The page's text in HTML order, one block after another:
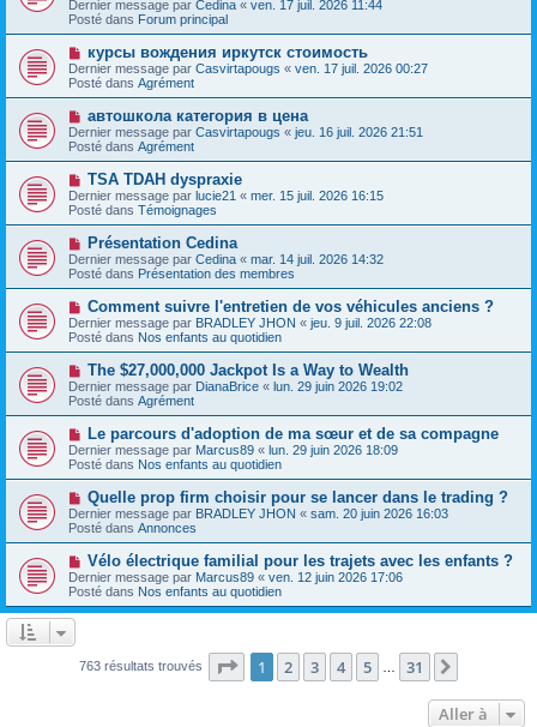
e
s
g
e
v
e
a
u
m
e
s
s
a
g
e
Dernier message par Cedina « ven. 17 juil. 2026 11:44
Posté dans Forum principal
N
o
u
v
a
u
m
e
s
s
a
g
e
курсы вождения иркутск стоимость
Dernier message par Casvirtapougs « ven. 17 juil. 2026 00:27
Posté dans Agrément
N
o
u
v
e
u
m
e
s
a
g
e
автошкола категория в цена
Dernier message par Casvirtapougs « jeu. 16 juil. 2026 21:51
Posté dans Agrément
N
o
u
v
e
a
u
m
e
s
s
a
g
e
TSA TDAH dyspraxie
Dernier message par lucie21 « mer. 15 juil. 2026 16:15
Posté dans Témoignages
N
o
u
v
a
u
m
e
s
s
a
g
e
Présentation Cedina
Dernier message par Cedina « mar. 14 juil. 2026 14:32
Posté dans Présentation des membres
N
o
u
v
e
u
m
e
s
a
g
e
Comment suivre l'entretien de vos véhicules anciens ?
Dernier message par BRADLEY JHON « jeu. 9 juil. 2026 22:08
Posté dans Nos enfants au quotidien
N
o
u
v
e
a
u
m
e
s
s
a
g
e
The $27,000,000 Jackpot Is a Way to Wealth
Dernier message par DianaBrice « lun. 29 juin 2026 19:02
Posté dans Agrément
N
o
u
v
a
u
m
e
s
s
a
g
e
Le parcours d'adoption de ma sœur et de sa compagne
Dernier message par Marcus89 « lun. 29 juin 2026 18:09
Posté dans Nos enfants au quotidien
N
o
u
v
e
u
m
e
g
Quelle prop firm choisir pour se lancer dans le trading ?
Dernier message par BRADLEY JHON « sam. 20 juin 2026 16:03
Posté dans Annonces
N
o
u
v
e
m
e
Vélo électrique familial pour les trajets avec les enfants ?
Dernier message par Marcus89 « ven. 12 juin 2026 17:06
Posté dans Nos enfants au quotidien
763 résultats trouvés Page 1sur31
1 2 3 4 5 31
Aller à